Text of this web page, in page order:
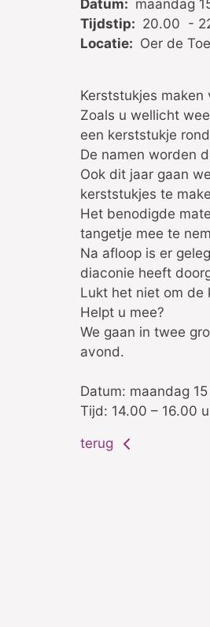
Datum: maandag
Tijdstip: 20.00 -
Locatie: Oer de
Kerststukjes maken
Zoals u wellicht
een kerststukje
De namen worden
Ook dit jaar gaan
kerststukjes te
Het benodigde
tangetje mee te
Na afloop is er
diaconie heeft
Lukt het niet om de
Helpt u mee?
We gaan in twee
avond.
Datum: maandag
Tijd: 14.00 – 16.00
terug